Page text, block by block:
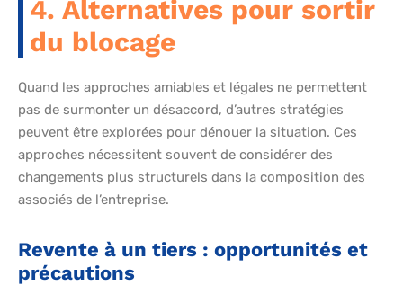
4. Alternatives pour sortir
du blocage
Quand les approches amiables et légales ne permettent
pas de surmonter un désaccord, d’autres stratégies
peuvent être explorées pour dénouer la situation. Ces
approches nécessitent souvent de considérer des
changements plus structurels dans la composition des
associés de l’entreprise.
Revente à un tiers : opportunités et
précautions